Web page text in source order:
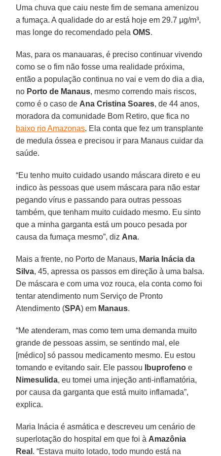
Uma chuva que caiu neste fim de semana amenizou
a fumaça. A qualidade do ar está hoje em 29.7 µg/m³,
mas longe do recomendado pelaOMS.
Mas, para os manauaras, é preciso continuar vivendo
como se o fim não fosse uma realidade próxima,
então a população continua no vai e vem do dia a dia,
no Porto de Manaus, mesmo correndo mais riscos,
como é o caso de Ana Cristina Soares, de 44 anos,
moradora da comunidade Bom Retiro, que fica no
baixo rio Amazonas. Ela conta que fez um transplante
de medula óssea e precisou ir para Manaus cuidar da
saúde.
“Eu tenho muito cuidado usando máscara direto e eu
indico às pessoas que usem máscara para não estar
pegando vírus e passando para outras pessoas
também, que tenham muito cuidado mesmo. Eu sinto
que a minha garganta está um pouco pesada por
causa da fumaça mesmo”, diz Ana.
Mais a frente, no Porto de Manaus, Maria Inácia da
Silva, 45, apressa os passos em direção à uma balsa.
De máscara e com uma voz rouca, ela conta como foi
tentar atendimento num Serviço de Pronto
Atendimento (SPA) em Manaus.
“Me atenderam, mas como tem uma demanda muito
grande de pessoas assim, se sentindo mal, ele
[médico] só passou medicamento mesmo. Eu estou
tomando e evitando sair. Ele passou
Ibuprofeno e
Nimesulida, eu tomei uma injeção anti-inflamatória,
por causa da garganta que está muito inflamada”,
explica.
Maria Inácia é asmática e descreveu um cenário de
superlotação do hospital em que foi à Amazônia
Real . “Estava muito lotado, todo mundo está na